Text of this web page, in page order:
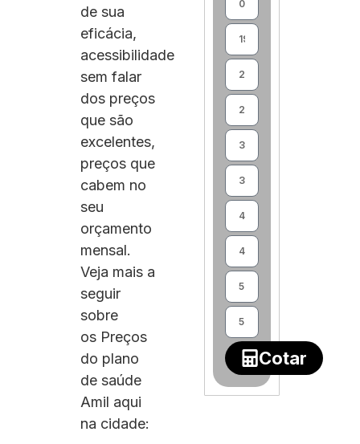
de sua
eficácia,
acessibilidade
sem falar
dos preços
que são
excelentes,
preços que
cabem no
seu
orçamento
mensal.
Veja mais a
seguir
sobre
os Preços
do plano
de saúde
Amil aqui
na cidade:
Cotar